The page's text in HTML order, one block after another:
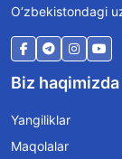
O‘zbekistondagi
Biz haqimizda
Yangiliklar
Maqolalar